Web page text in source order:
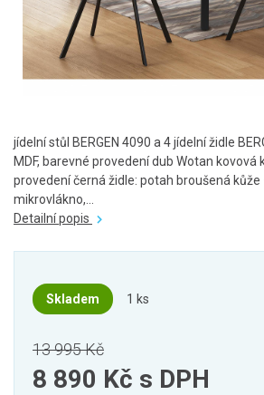
jídelní stůl BERGEN 4090 a 4 jídelní židle
MDF, barevné provedení dub Wotan kovová
provedení černá židle: potah broušená
mikrovlákno,...
Detailní popis
Skladem 1 ks
13 995 Kč
8 890 Kč s DPH